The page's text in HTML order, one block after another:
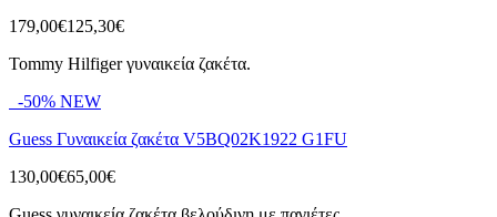
179,00€125,30€
Tommy Hilfiger γυναικεία ζακέτα.
-50% NEW
Guess Γυναικεία ζακέτα V5BQ02K1922 G1FU
130,00€65,00€